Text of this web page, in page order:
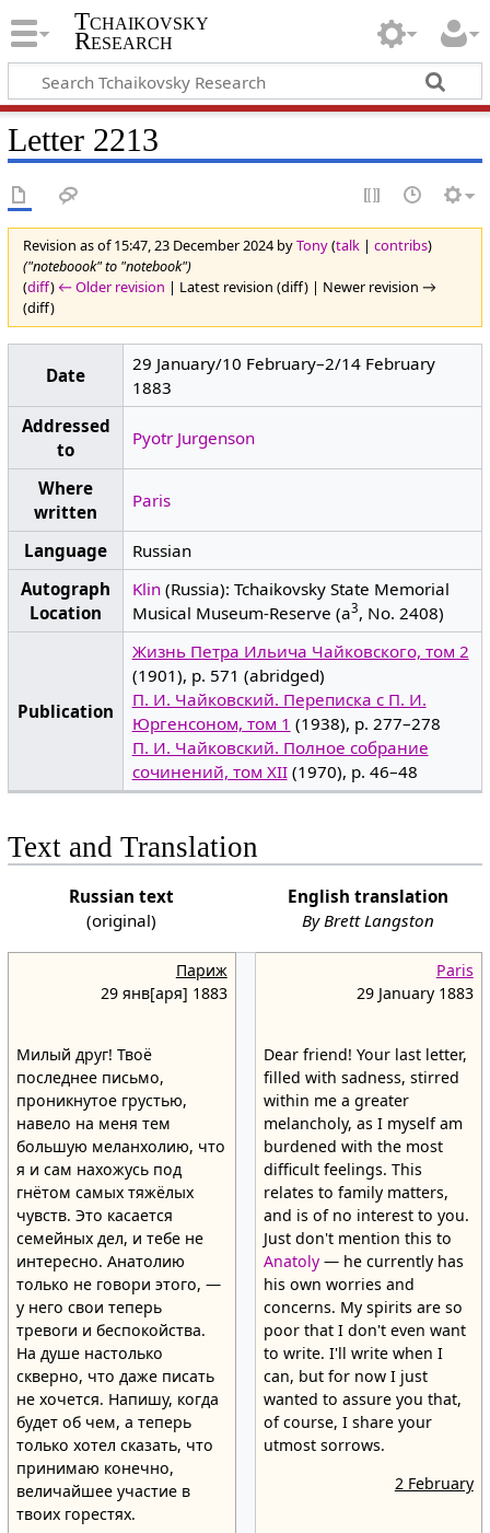
Tchaikovsky
Research
Letter 2213
Revision as of 15:47, 23 December 2024 byTony(talk| contribs)
("noteboook" to "notebook")
(diff) ← Older revision | Latest revision (diff) | Newer revision →
(diff)
Date
29 January/10 February–2/14 February
1883
Addressed
to
Pyotr Jurgenson
Where
written
Paris
Language
Russian
Autograph
Location
Klin(Russia): Tchaikovsky State Memorial
Musical Museum-Reserve (a3, No. 2408)
Publication
Жизнь Петра Ильича Чайковского, том 2
(1901), p. 571 (abridged)
П. И. Чайковский. Переписка с П. И.
Юргенсоном, том 1 (1938), p. 277–278
П. И. Чайковский. Полное собрание
сочинений, том XII(1970), p. 46–48
Text and Translation
Russian text
(original)
English translation
By Brett Langston
Париж
29 янв[аря] 1883
Милый друг! Твоё
последнее письмо,
проникнутое грустью,
навело на меня тем
большую меланхолию, что
я и сам нахожусь под
гнётом самых тяжёлых
чувств. Это касается
семейных дел, и тебе не
интересно. Анатолию
только не говори этого, —
у него свои теперь
тревоги и беспокойства.
На душе настолько
скверно, что даже писать
не хочется. Напишу, когда
будет об чем, а теперь
только хотел сказать, что
принимаю конечно,
величайшее участие в
твоих горестях.
Paris
29 January 1883
Dear friend! Your last letter,
filled with sadness, stirred
within me a greater
melancholy, as I myself am
burdened with the most
difficult feelings. This
relates to family matters,
and is of no interest to you.
Just don't mention this to
Anatoly— he currently has
his own worries and
concerns. My spirits are so
poor that I don't even want
to write. I'll write when I
can, but for now I just
wanted to assure you that,
of course, I share your
utmost sorrows.
2 February